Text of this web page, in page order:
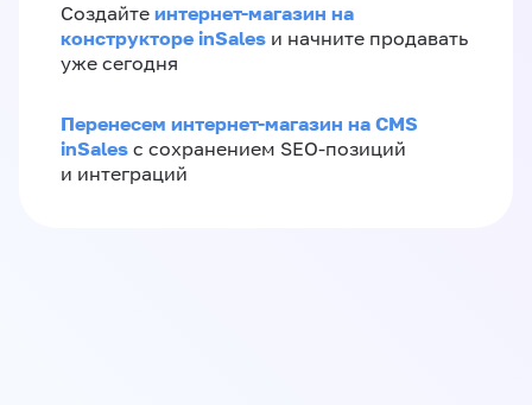
Создайте интернет-магазин на
конструкторе inSales и начните продавать
уже сегодня
Перенесем интернет-магазин на CMS
inSales с сохранением SEO-позиций
и интеграций